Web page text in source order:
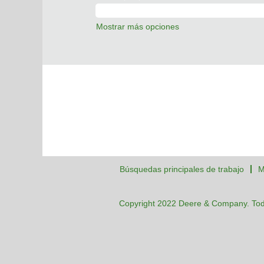
Mostrar más opciones
Búsquedas principales de trabajo
Copyright 2022 Deere & Company.